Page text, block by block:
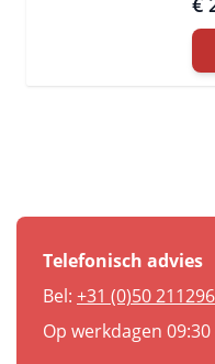
Telefonisch advies
Bel: +31 (0)50
Op werkdagen 09:30